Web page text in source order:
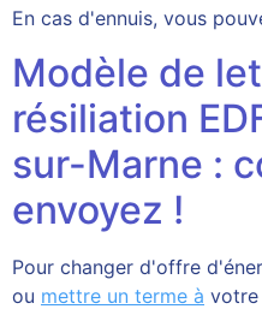
En cas d'ennuis, vous
Modèle de
résiliation
sur-Marne :
envoyez !
Pour changer d'offre
ou mettre un terme à votre